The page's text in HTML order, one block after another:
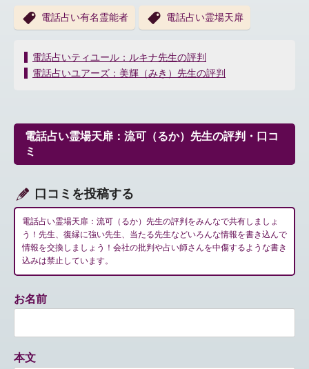
電話占い有名霊能者 電話占い霊場天扉
投
稿
ー
シ
ョ
電話占いティユール：ルキナ先生の評判
電話占いユアーズ：美輝（みき）先生の評判
電話占い霊場天扉：流可（るか）先生の評判・口コ
ミ
口コミを投稿する
電話占い霊場天扉：流可（るか）先生の評判をみんなで共有しましょ
う！先生、復縁に強い先生、当たる先生などいろんな情報を書き込んで
情報を交換しましょう！会社の批判や占い師さんを中傷するような書き
込みは禁止しています。
お名前
本文